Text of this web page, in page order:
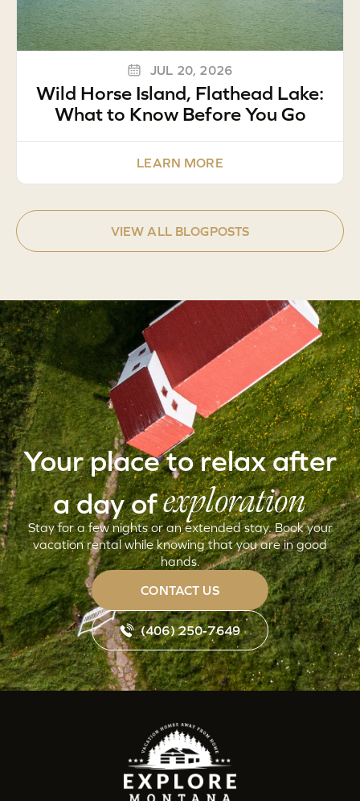
JUL 20, 2026
Wild Horse Island, Flathead Lake:
What to Know Before You Go
LEARN MORE
VIEW ALL BLOGPOSTS
Your place to relax after
a day ofexploration
Stay for a few nights or an extended stay. Book your
vacation rental while knowing that you are in good
hands.
CONTACT US
(406) 250-7649